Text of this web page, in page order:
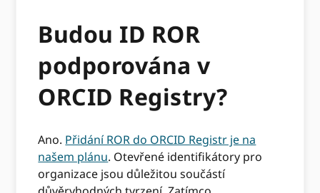
Budou ID ROR
podporována v
ORCID Registry?
Ano. Přidání ROR do ORCID Registr je na
našem plánu. Otevřené identifikátory pro
organizace jsou důležitou součástí